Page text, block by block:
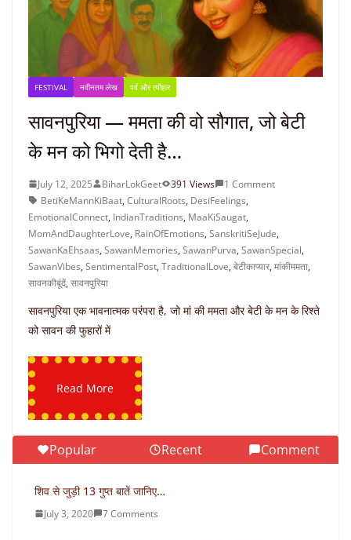
FESTIVAL नवीनतम लेख पर्व और त्यौहार
सावनपुरिया — ममता की वो सौगात, जो बेटी
के मन को भिगो देती है…
July 12, 2025 BiharLokGeet 391 Views
1 Comment
BetiKeMannKiBaat,CulturalRoots, DesiFeelings,
EmotionalConnect, IndianTraditions, MaaKiSaugat,
MomAndDaughterLove, RainOfEmotions,SanskritiSeJude,
SawanKaEhsaas,SawanMemories,SawanPurva,SawanSpecial,
SawanVibes,SentimentalPost,TraditionalLove,बेटीकाप्यार,मांकीममता,
सावनकीबूंदें,सावनपुरिया
सावनपुरिया एक भावनात्मक परंपरा है, जो मां की ममता और बेटी के मन के रिश्ते
को सावन की फुहारों में
Read More
Popular Recent Comment
शिव से जुड़ी 13 गुप्त बातें जानिए…
July 3, 2020 7 Comments